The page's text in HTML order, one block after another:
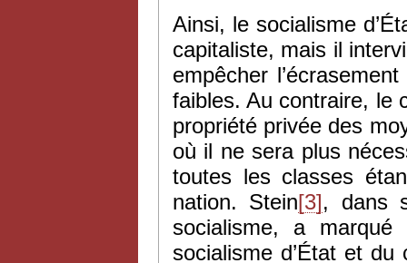
Ainsi, le socialisme
capitaliste, mais il
empêcher
faibles. Au contraire, le
propriété privée des
où il ne sera plus
toutes les classes
nation. Stein[3], dans
socialisme, a
socialisme d’État et